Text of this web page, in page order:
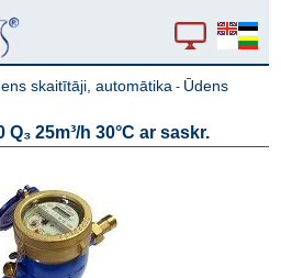
skaitītāji, automātika - Ūdens
25m³/h 30°C ar saskr.